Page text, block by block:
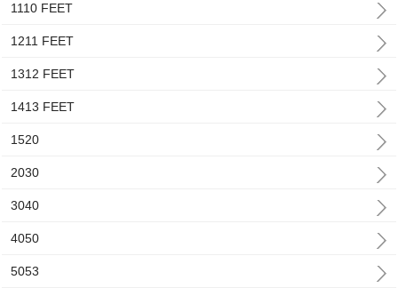
1110 FEET
1211 FEET
1312 FEET
1413 FEET
1520
2030
3040
4050
5053